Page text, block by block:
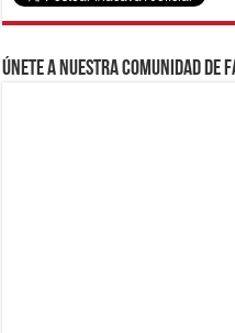
Únete a nuestra comunidad de